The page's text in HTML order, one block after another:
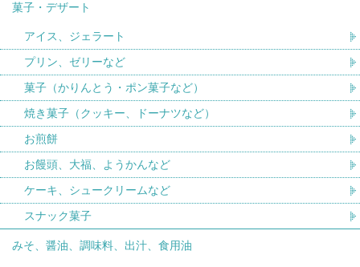
菓子・デザート
アイス、ジェラート
プリン、ゼリーなど
菓子（かりんとう・ポン菓子など）
焼き菓子（クッキー、ドーナツなど）
お煎餅
お饅頭、大福、ようかんなど
ケーキ、シュークリームなど
スナック菓子
みそ、醤油、調味料、出汁、食用油